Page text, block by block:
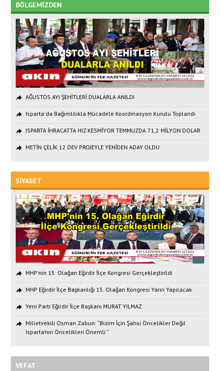
BÖLGEMİZDEN
AĞUSTOS AYI ŞEHİTLERİ DUALARLA ANILDI
Isparta'da Bağımlılıkla Mücadele Koordinasyon Kurulu Toplandı
ISPARTA İHRACATTA HIZ KESMİYOR TEMMUZDA 71,2 MİLYON DOLAR
METİN ÇELİK 12 DEV PROJEYLE YENİDEN ADAY OLDU
SİYASET
MHP'nin 15. Olağan Eğirdir İlçe Kongresi Gerçekleştirildi
MHP Eğirdir İlçe Başkanlığı 15. Olağan Kongresi Yarın Yapılacak
Yeni Parti Eğirdir İlçe Başkanı MURAT YILMAZ
Milletvekili Osman Zabun: “Bizim İçin Şahsi Öncelikler Değil
Isparta’nın Öncelikleri Önemli ”
VEFAT